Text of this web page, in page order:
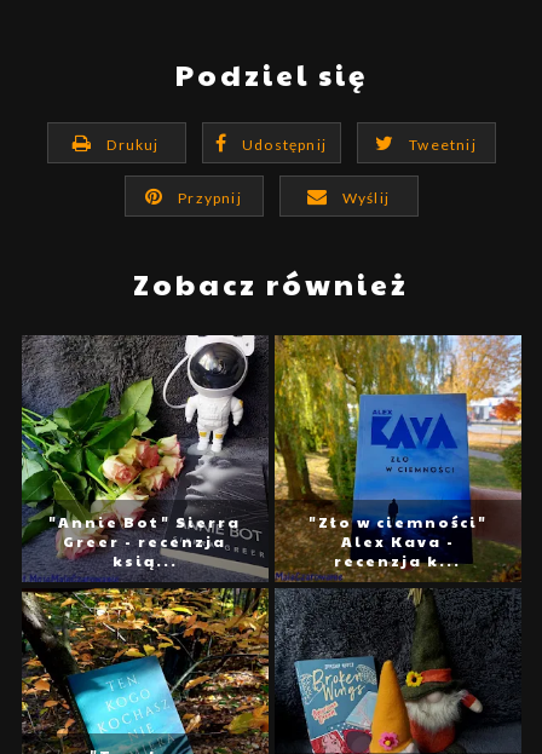
Podziel się
Drukuj Udostępnij Tweetnij
Przypnij Wyślij
Zobacz również
"Annie Bot" Sierra
Greer - recenzja
ksią...
"Zło w ciemności"
Alex Kava -
recenzja k...